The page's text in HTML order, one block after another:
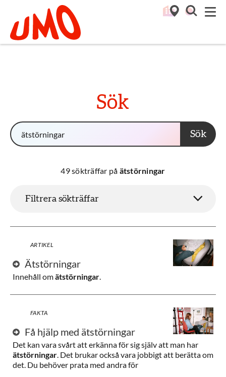
Till startsidan för Umo
Sök
Alla undrar! Vad undrar du?
Sök
49sökträffar på ätstörningar
Filtrera sökträffar
ARTIKEL
Ätstörningar
Innehåll omätstörningar.
FAKTA
Få hjälp med ätstörningar
Det kan vara svårt att erkänna för sig själv att man har
ätstörningar. Det brukar också vara jobbigt att berätta om
det. Du behöver prata med andra för